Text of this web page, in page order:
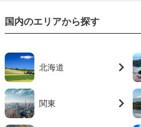
国内のエリアから探す
北海道
関東